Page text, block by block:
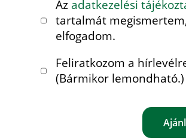
Az adatkezelési
tartalmát
elfogadom.
Feliratkozom a
(Bármikor lemondható.)